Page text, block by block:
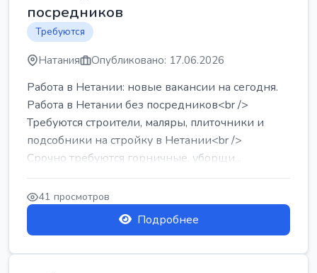
посредников
Требуются
Натания Опубликовано: 17.06.2026
Работа в Нетании: новые вакансии на сегодня.
Работа в Нетании без посредников<br />
Требуются строители, маляры, плиточники и
подсобники на стройку в Нетании<br />
Срочно требуются горничные, уборщи...
41 просмотров
Подробнее